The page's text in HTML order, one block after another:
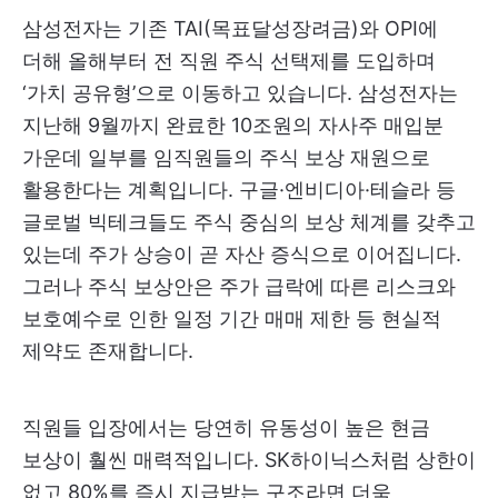
삼성전자는 기존 TAI(목표달성장려금)와 OPI에
더해 올해부터 전 직원 주식 선택제를 도입하며
‘가치 공유형’으로 이동하고 있습니다. 삼성전자는
지난해 9월까지 완료한 10조원의 자사주 매입분
가운데 일부를 임직원들의 주식 보상 재원으로
활용한다는 계획입니다. 구글·엔비디아·테슬라 등
글로벌 빅테크들도 주식 중심의 보상 체계를 갖추고
있는데 주가 상승이 곧 자산 증식으로 이어집니다.
그러나 주식 보상안은 주가 급락에 따른 리스크와
보호예수로 인한 일정 기간 매매 제한 등 현실적
제약도 존재합니다.
직원들 입장에서는 당연히 유동성이 높은 현금
보상이 훨씬 매력적입니다. SK하이닉스처럼 상한이
없고 80%를 즉시 지급받는 구조라면 더욱